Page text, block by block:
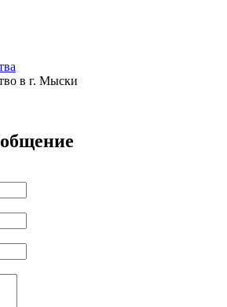
в г. Мыски